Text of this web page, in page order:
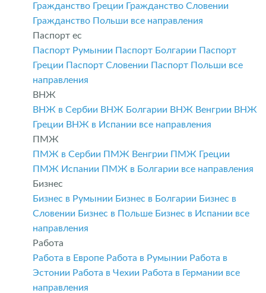
Гражданство Греции Гражданство Словении
Гражданство Польши все направления
Паспорт ес
Паспорт Румынии Паспорт Болгарии Паспорт
Греции Паспорт Словении Паспорт Польши все
направления
ВНЖ
ВНЖ в Сербии ВНЖ Болгарии ВНЖ Венгрии ВНЖ
Греции ВНЖ в Испании все направления
ПМЖ
ПМЖ в Сербии ПМЖ Венгрии ПМЖ Греции
ПМЖ Испании ПМЖ в Болгарии все направления
Бизнес
Бизнес в Румынии Бизнес в Болгарии Бизнес в
Словении Бизнес в Польше Бизнес в Испании все
направления
Работа
Работа в Европе Работа в Румынии Работа в
Эстонии Работа в Чехии Работа в Германии все
направления